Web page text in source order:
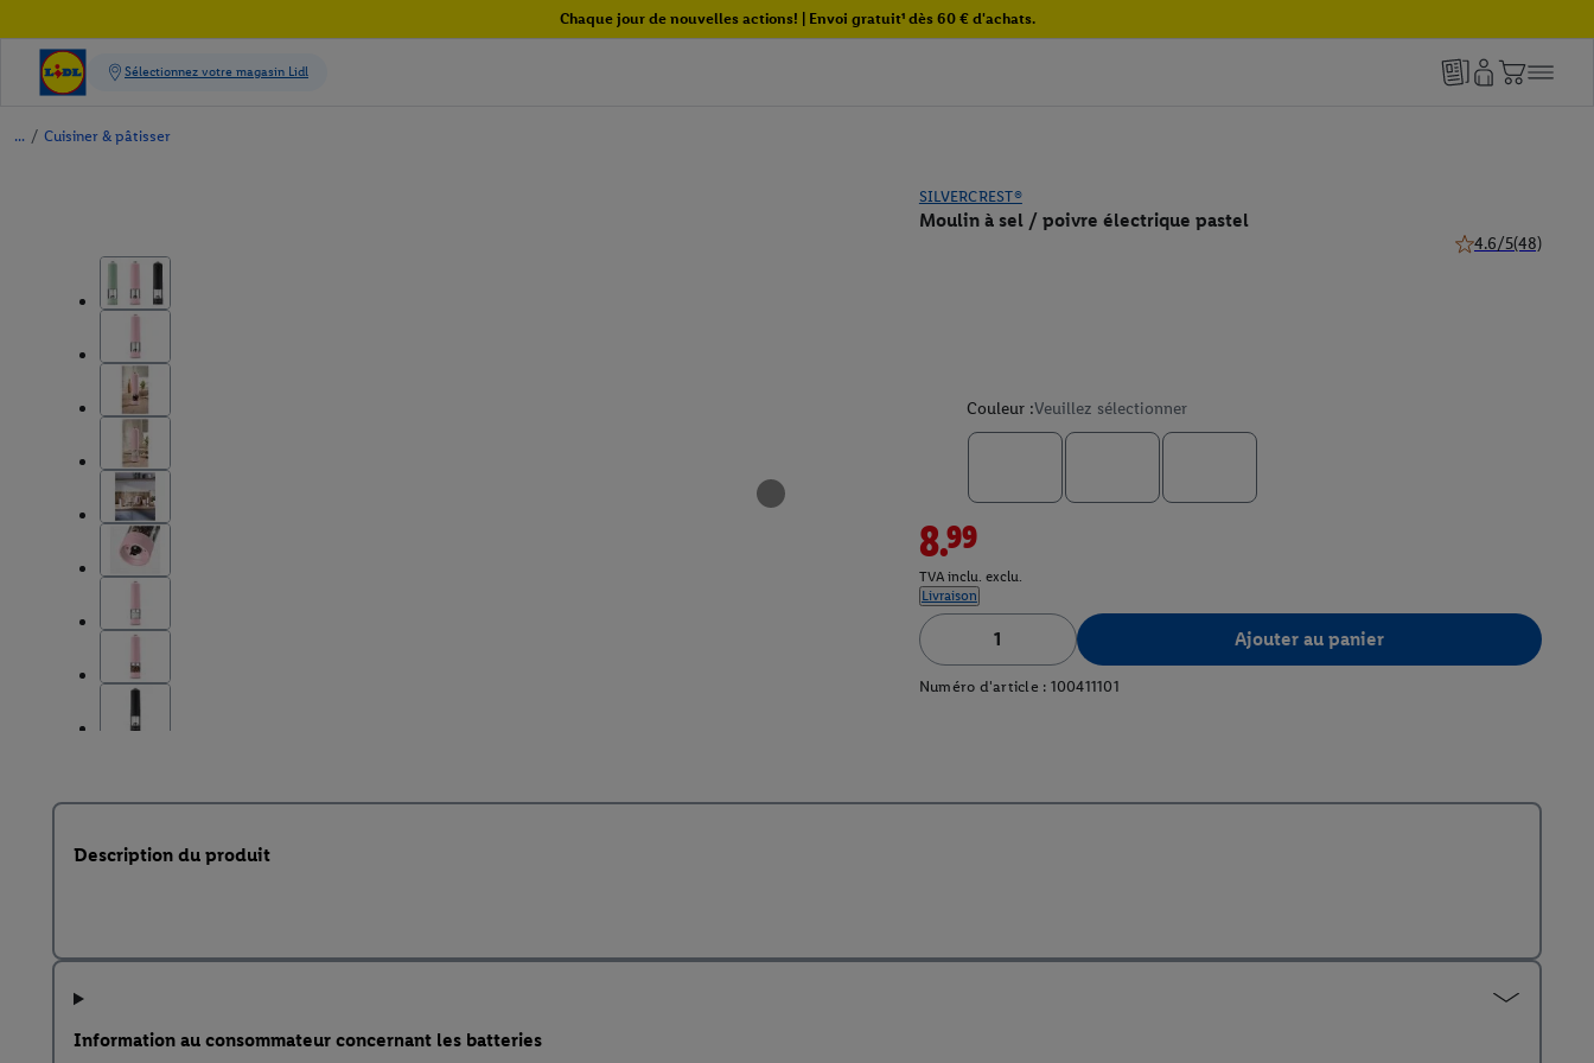
Chaque jour de nouvelles actions! | Envoi gratuit¹ dès 60 € d'achats.
/ Cuisiner & pâtisser
SILVERCREST®
Moulin à sel / poivre électrique pastel
4.6/5(48)
Couleur :Veuillez sélectionner
8.99
TVA inclu. exclu.
Livraison
Ajouter au panier
Numéro d'article : 100411101
Description du produit
Information au consommateur concernant les batteries